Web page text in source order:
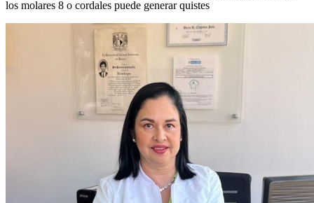
los molares 8 o cordales puede generar quistes